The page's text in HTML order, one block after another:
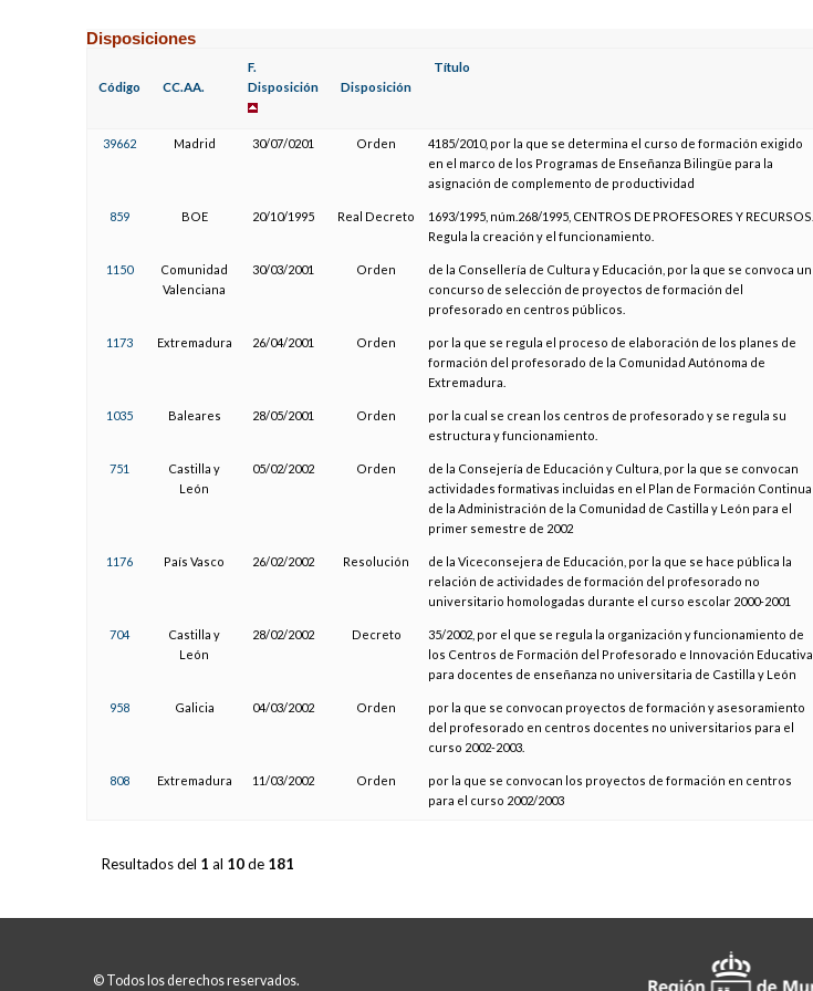
Disposiciones
Código CC.AA.
F.
Disposición
Disposición
Título
39662 Madrid 30/07/0201 Orden
4185/2010, por la que se determina el curso de formación exigido
en el marco de los Programas de Enseñanza Bilingüe para la
asignación de complemento de productividad
859 BOE 20/10/1995 Real Decreto
1693/1995, núm.268/1995, CENTROS DE PROFESORES Y RECURSOS.
Regula la creación y el funcionamiento.
1150
Comunidad
Valenciana
30/03/2001 Orden
de la Consellería de Cultura y Educación, por la que se convoca un
concurso de selección de proyectos de formación del
profesorado en centros públicos.
1173 Extremadura 26/04/2001 Orden
por la que se regula el proceso de elaboración de los planes de
formación del profesorado de la Comunidad Autónoma de
Extremadura.
1035 Baleares 28/05/2001 Orden
por la cual se crean los centros de profesorado y se regula su
estructura y funcionamiento.
751
Castilla y
León
05/02/2002 Orden
de la Consejería de Educación y Cultura, por la que se convocan
actividades formativas incluidas en el Plan de Formación Continua
de la Administración de la Comunidad de Castilla y León para el
primer semestre de 2002
1176 País Vasco 26/02/2002 Resolución
de la Viceconsejera de Educación, por la que se hace pública la
relación de actividades de formación del profesorado no
universitario homologadas durante el curso escolar 2000-2001
704
Castilla y
León
28/02/2002 Decreto
35/2002, por el que se regula la organización y funcionamiento de
los Centros de Formación del Profesorado e Innovación Educativa
para docentes de enseñanza no universitaria de Castilla y León
958 Galicia 04/03/2002 Orden
por la que se convocan proyectos de formación y asesoramiento
del profesorado en centros docentes no universitarios para el
curso 2002-2003.
808 Extremadura 11/03/2002 Orden
por la que se convocan los proyectos de formación en centros
para el curso 2002/2003
Resultados del 1 al 10de 181
© Todos los derechos reservados.